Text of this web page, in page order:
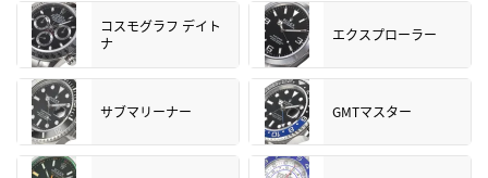
コスモグラフ デイト
ナ
エクスプローラー
サブマリーナー GMTマスター